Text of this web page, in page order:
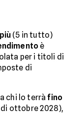
(5 in tutto)
è
per i titoli di
di
chi lo terràfino
ottobre 2028),